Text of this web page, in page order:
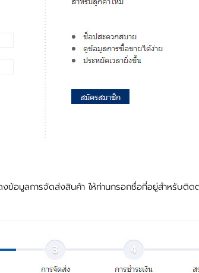
งข้อมูลการจัดส่งสินค้า ให้ท่านกรอกชื่อที่อยู่สำหรับ